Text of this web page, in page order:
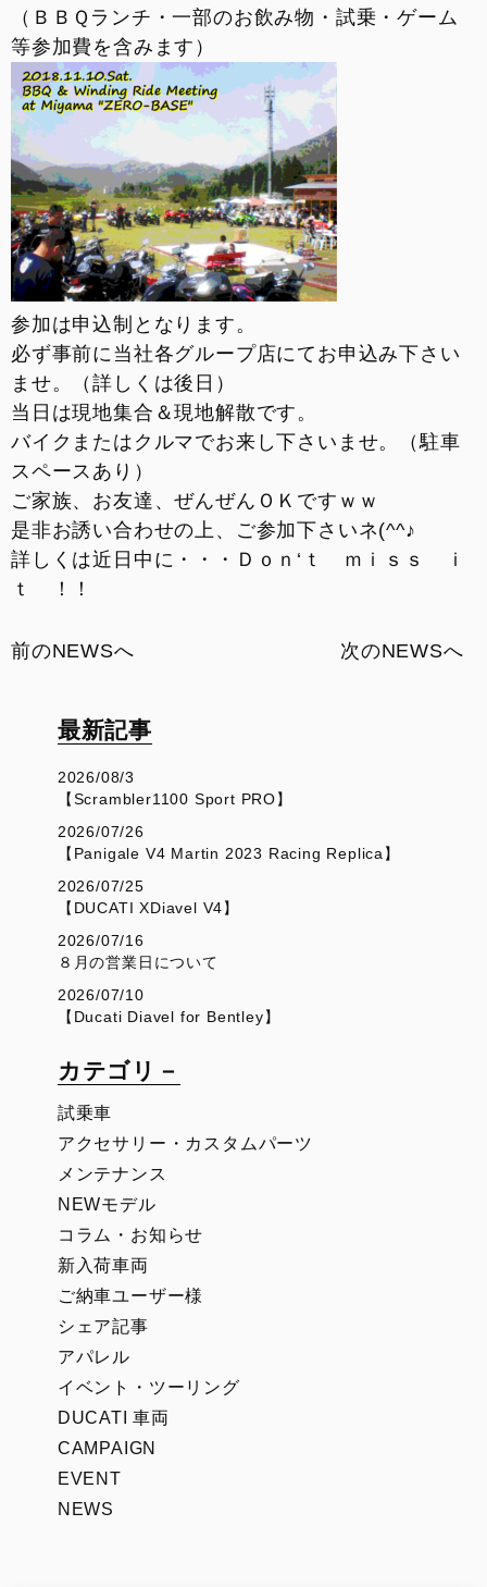
（ＢＢＱランチ・一部のお飲み物・試乗・ゲーム
等参加費を含みます）
参加は申込制となります。
必ず事前に当社各グループ店にてお申込み下さい
ませ。（詳しくは後日）
当日は現地集合＆現地解散です。
バイクまたはクルマでお来し下さいませ。（駐車
スペースあり）
ご家族、お友達、ぜんぜんＯＫですｗｗ
是非お誘い合わせの上、ご参加下さいネ(^^♪
詳しくは近日中に・・・Ｄｏｎ‘ｔ ｍｉｓｓ ｉ
ｔ ！！
前のNEWSへ 次のNEWSへ
最新記事
2026/08/3
【Scrambler1100 Sport PRO】
2026/07/26
【Panigale V4 Martin 2023 Racing Replica】
2026/07/25
【DUCATI XDiavel V4】
2026/07/16
８月の営業日について
2026/07/10
【Ducati Diavel for Bentley】
カテゴリ－
試乗車
アクセサリー・カスタムパーツ
メンテナンス
NEWモデル
コラム・お知らせ
新入荷車両
ご納車ユーザー様
シェア記事
アパレル
イベント・ツーリング
DUCATI 車両
CAMPAIGN
EVENT
NEWS